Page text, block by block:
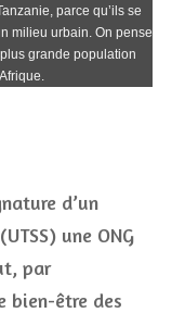
parce qu’ils se
milieu urbain. On pense
grande population
d’un
une ONG
par
bien-être des